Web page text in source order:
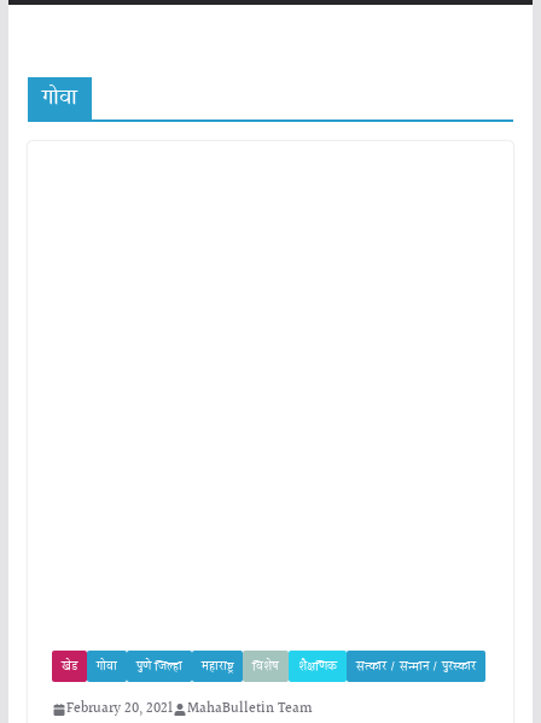
गोवा
खेड गोवा पुणे जिल्हा महाराष्ट्र विशेष शैक्षणिक सत्कार / सन्मान / पुरस्कार
February 20, 2021 MahaBulletin Team